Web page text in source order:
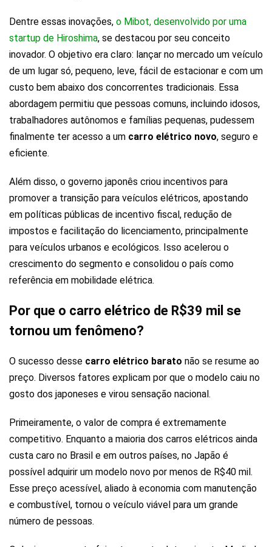
Dentre essas inovações, o Mibot, desenvolvido por uma
startup de Hiroshima, se destacou por seu conceito
inovador. O objetivo era claro: lançar no mercado um veículo
de um lugar só, pequeno, leve, fácil de estacionar e com um
custo bem abaixo dos concorrentes tradicionais. Essa
abordagem permitiu que pessoas comuns, incluindo idosos,
trabalhadores autônomos e famílias pequenas, pudessem
finalmente ter acesso a um carro elétrico novo, seguro e
eficiente.
Além disso, o governo japonês criou incentivos para
promover a transição para veículos elétricos, apostando
em políticas públicas de incentivo fiscal, redução de
impostos e facilitação do licenciamento, principalmente
para veículos urbanos e ecológicos. Isso acelerou o
crescimento do segmento e consolidou o país como
referência em mobilidade elétrica.
Por que o carro elétrico de R$39 mil se
tornou um fenômeno?
O sucesso desse carro elétrico barato não se resume ao
preço. Diversos fatores explicam por que o modelo caiu no
gosto dos japoneses e virou sensação nacional.
Primeiramente, o valor de compra é extremamente
competitivo. Enquanto a maioria dos carros elétricos ainda
custa caro no Brasil e em outros países, no Japão é
possível adquirir um modelo novo por menos de R$40 mil.
Esse preço acessível, aliado à economia com manutenção
e combustível, tornou o veículo viável para um grande
número de pessoas.